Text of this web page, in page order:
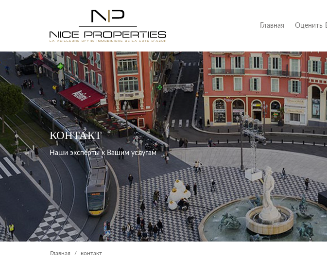
Главная (current)
Оценить
Главная контакт
КОНТАКТ
Наши эксперты к Вашим услугам